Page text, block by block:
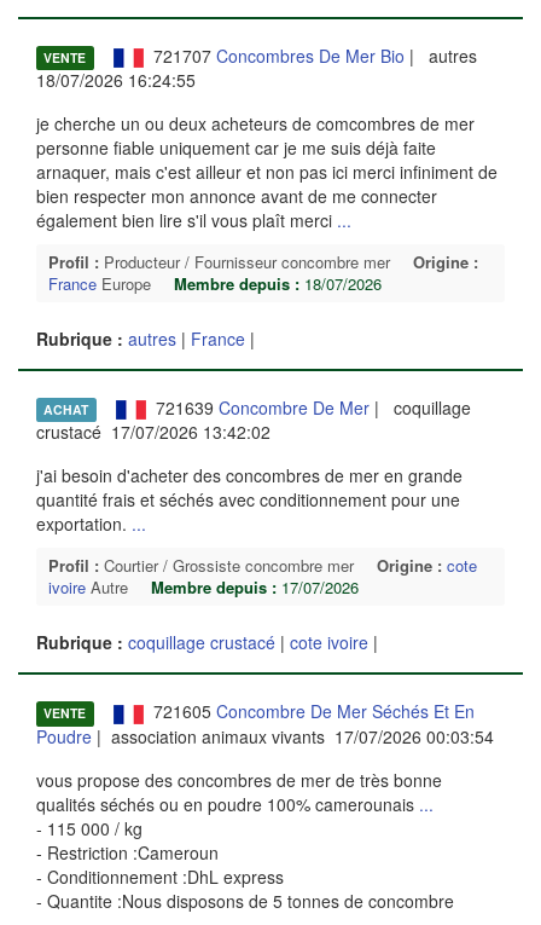
VENTE 721707 Concombres De Mer Bio | autres
18/07/2026 16:24:55
je cherche un ou deux acheteurs de comcombres de mer
personne fiable uniquement car je me suis déjà faite
arnaquer, mais c'est ailleur et non pas ici merci infiniment de
bien respecter mon annonce avant de me connecter
également bien lire s'il vous plaît merci ...
Profil : Producteur / Fournisseur concombre mer
Origine :
France Europe Membre depuis : 18/07/2026
Rubrique : autres | France |
ACHAT 721639 Concombre De Mer| coquillage
crustacé 17/07/2026 13:42:02
j'ai besoin d'acheter des concombres de mer en grande
quantité frais et séchés avec conditionnement pour une
exportation. ...
Profil : Courtier / Grossiste concombre mer Origine : cote
ivoire Autre Membre depuis : 17/07/2026
Rubrique : coquillage crustacé | cote ivoire |
VENTE 721605 Concombre De Mer Séchés Et En
Poudre | association animaux vivants 17/07/2026 00:03:54
vous propose des concombres de mer de très bonne
qualités séchés ou en poudre 100% camerounais ...
- 115 000 / kg
- Restriction :Cameroun
- Conditionnement :DhL express
- Quantite :Nous disposons de 5 tonnes de concombre